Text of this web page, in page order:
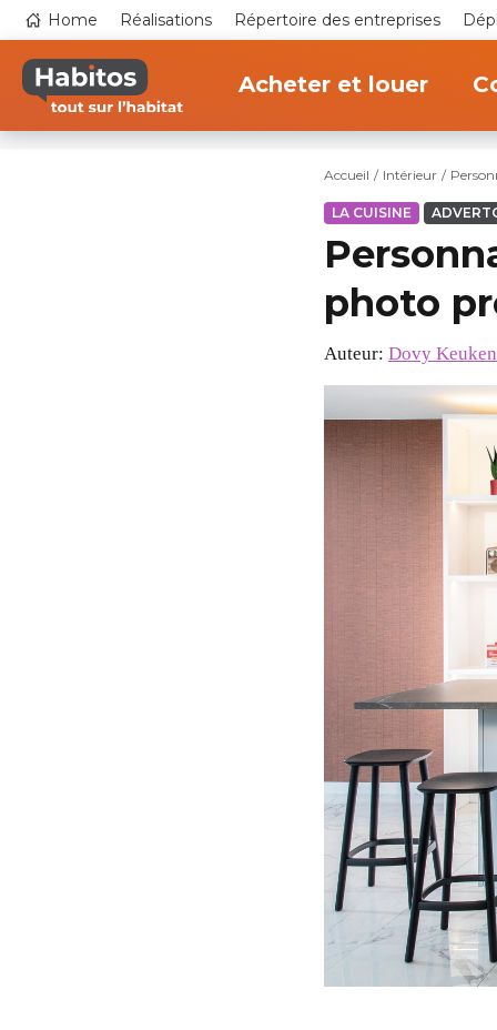
contenu
principal
Top
navigation
Home Réalisations Répertoire des entreprises
Acheter et louer
Accueil Intérieur
LA CUISINE
photo
Auteur: Dovy